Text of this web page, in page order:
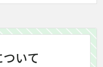
いて